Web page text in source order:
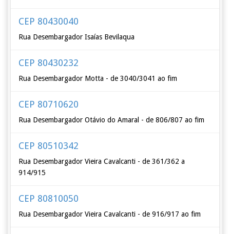
CEP 80430040
Rua Desembargador Isaías Bevilaqua
CEP 80430232
Rua Desembargador Motta - de 3040/3041 ao fim
CEP 80710620
Rua Desembargador Otávio do Amaral - de 806/807 ao fim
CEP 80510342
Rua Desembargador Vieira Cavalcanti - de 361/362 a
914/915
CEP 80810050
Rua Desembargador Vieira Cavalcanti - de 916/917 ao fim